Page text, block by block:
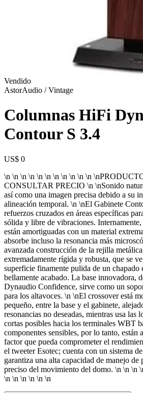
Vendido
AstorAudio / Vintage
Columnas HiFi
Contour S 3.4
US$ 0
\n \n \n \n \n \n \n \n \n \n \n
CONSULTAR PRECIO \n \nSonido
así como una imagen precisa debido a su
alineación temporal. \n \nEl Gabinete
refuerzos cruzados en áreas específicas
sólida y libre de vibraciones.
están amortiguadas con un material
absorbe incluso la resonancia más
avanzada construcción de la rejilla
extremadamente rígida y robusta, que se
superficie finamente pulida de un chapado
bellamente acabado. La base innovadora,
Dynaudio Confidence, sirve como un
para los altavoces. \n \nEl crossover está
pequeño, entre la base y el gabinete,
resonancias no deseadas, mientras usa las
cortas posibles hacia los terminales WBT
componentes sensibles, por lo tanto, están
factor que pueda comprometer el
el tweeter Esotec; cuenta con un sistema
garantiza una alta capacidad de manejo
preciso del movimiento del domo. \n \n \n
\n \n \n \n \n \n